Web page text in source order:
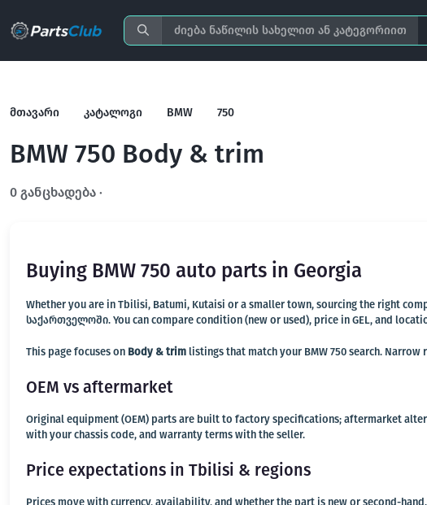
მთავარი კატალოგი BMW 750
BMW 750 Body & trim
0 განცხადება ·
Buying BMW 750 auto parts in Georgia
Whether you are in Tbilisi, Batumi, Kutaisi or a smaller town, sourcing the right
საქართველოში. You can compare condition (new or used), price in GEL, and
This page focuses on Body & trim listings that match your BMW 750 search.
OEM vs aftermarket
Original equipment (OEM) parts are built to factory specifications; aftermarket
with your chassis code, and warranty terms with the seller.
Price expectations in Tbilisi & regions
Prices move with currency, availability, and whether the part is new or second-